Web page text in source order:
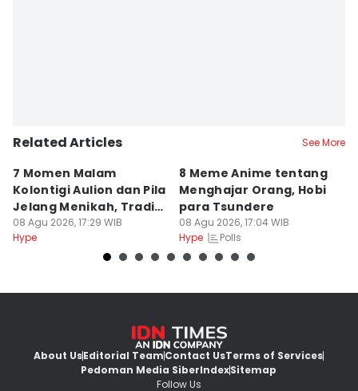
Related Articles See More
7 Momen Malam
Kolontigi Aulion dan Pila
Jelang Menikah, Tradisi
Adat Kaili
08 Agu 2026, 17:29 WIB
Hype
8 Meme Anime tentang
Menghajar Orang, Hobi
para Tsundere
08 Agu 2026, 17:04 WIB
Hype
Polls
About UsEditorial TeamContact UsTerms of Services
Pedoman Media SiberIndexSitemap
Follow Us